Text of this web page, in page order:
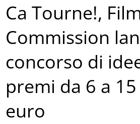
Ca Tourne!,
Commission
concorso di
premi da 6 a
euro